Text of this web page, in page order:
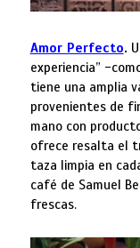
Amor Perfecto.
experiencia” -
tiene una amplia
provenientes de
mano con
ofrece resalta el
taza limpia en
café de Samuel
frescas.